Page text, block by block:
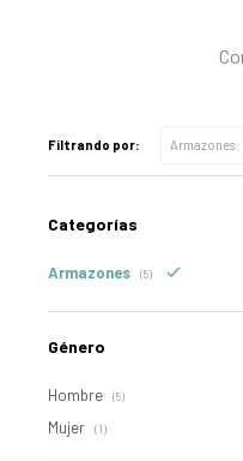
Filtrando por: Armazones
Categorías
Armazones (5)
Género
Hombre (5)
Mujer (1)